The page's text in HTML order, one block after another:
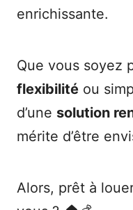
enrichissante.
Que vous soyez
flexibilité ou
d’une solution
mérite d’être
Alors, prêt à